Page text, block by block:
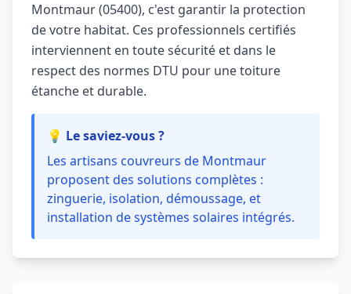
Montmaur (05400), c'est garantir la protection
de votre habitat. Ces professionnels certifiés
interviennent en toute sécurité et dans le
respect des normes DTU pour une toiture
étanche et durable.
💡 Le saviez-vous ?
Les artisans couvreurs de Montmaur
proposent des solutions complètes :
zinguerie, isolation, démoussage, et
installation de systèmes solaires intégrés.